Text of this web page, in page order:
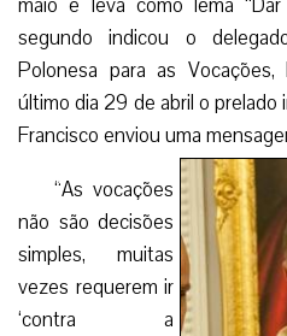
segundo indicou o
Polonesa para as
último dia 29 de abril o
Francisco enviou uma
“As vocações
não são decisões
simples, muitas
vezes requerem ir
‘contra a